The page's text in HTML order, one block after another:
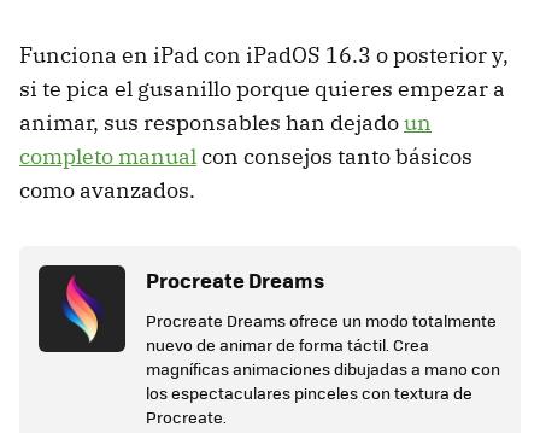
Funciona en iPad con iPadOS 16.3 o posterior y,
si te pica el gusanillo porque quieres empezar a
animar, sus responsables han dejadoun
completo manualcon consejos tanto básicos
como avanzados.
Procreate Dreams
Procreate Dreams ofrece un modo totalmente
nuevo de animar de forma táctil. Crea
magníficas animaciones dibujadas a mano con
los espectaculares pinceles con textura de
Procreate.